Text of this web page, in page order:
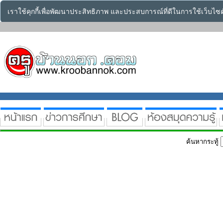
เราใช้คุกกี้เพื่อพัฒนาประสิทธิภาพ และประสบการณ์ที่ดีในการใช้เว็บ
ค้นหากระทู้